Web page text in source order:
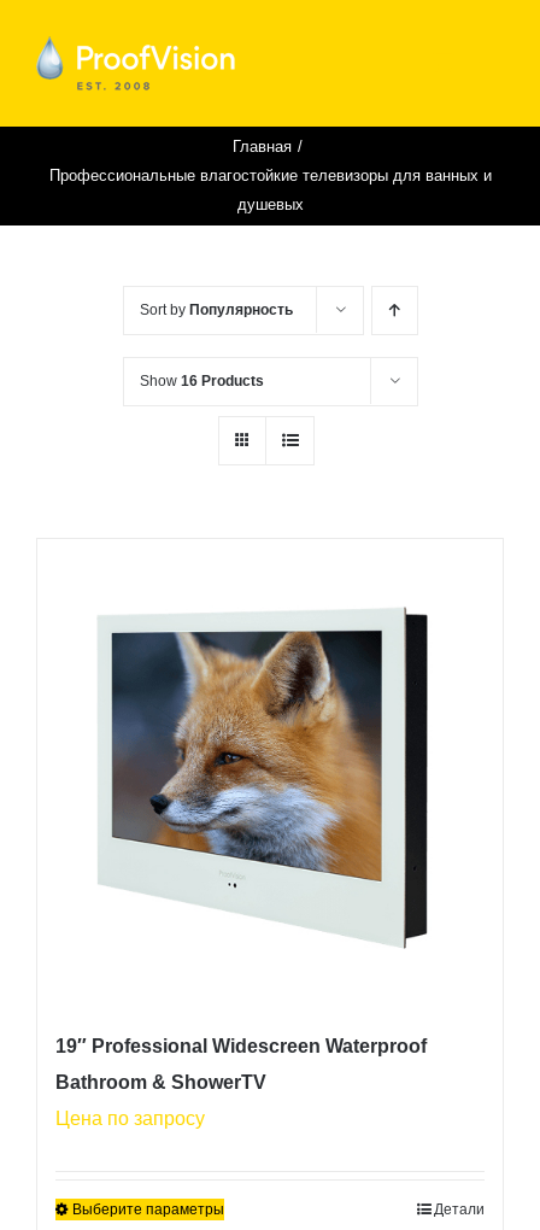
content
Главная
Профессиональные влагостойкие телевизоры для ванных и
душевых
Sort by Популярность
Show 16 Products
19″ Professional Widescreen Waterproof
Bathroom & ShowerTV
Цена по запросу
Выберите параметры Детали